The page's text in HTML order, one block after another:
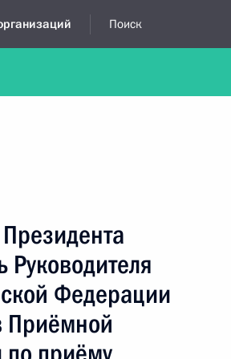
Поиск
форме
Федерации
Приёмной